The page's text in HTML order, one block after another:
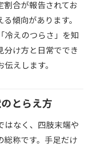
割合が報告されてお
傾向があります。
冷えのつらさ」を知
分け方と日常ででき
えします。
とらえ方
はなく、四肢末端や
総称です。手足だけ